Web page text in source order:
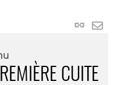
Lien
mail
CUITE